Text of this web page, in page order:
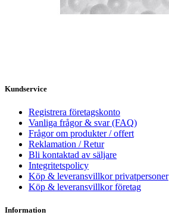
Kundservice
Registrera företagskonto
Vanliga frågor & svar (FAQ)
Frågor om produkter / offert
Reklamation / Retur
Bli kontaktad av säljare
Integritetspolicy
Köp & leveransvillkor privatpersoner
Köp & leveransvillkor företag
Information